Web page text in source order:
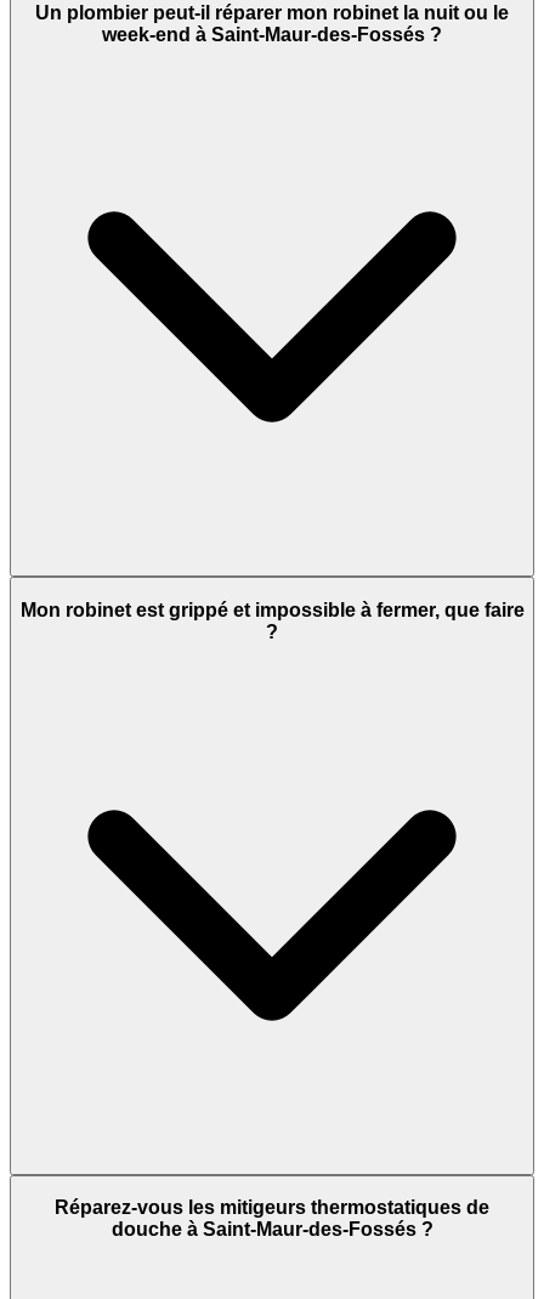
Un plombier peut-il réparer mon robinet la nuit ou le
week-end à Saint-Maur-des-Fossés ?
Mon robinet est grippé et impossible à fermer, que faire
?
Réparez-vous les mitigeurs thermostatiques de
douche à Saint-Maur-des-Fossés ?